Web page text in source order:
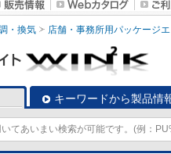
・換気 店舗・事務所用パッケージ
キーワードから製品情